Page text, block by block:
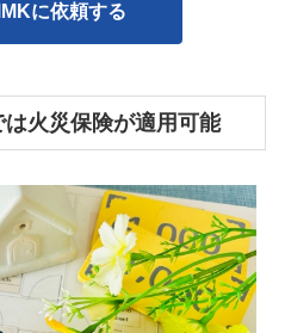
に依頼する
火災保険が適用可能